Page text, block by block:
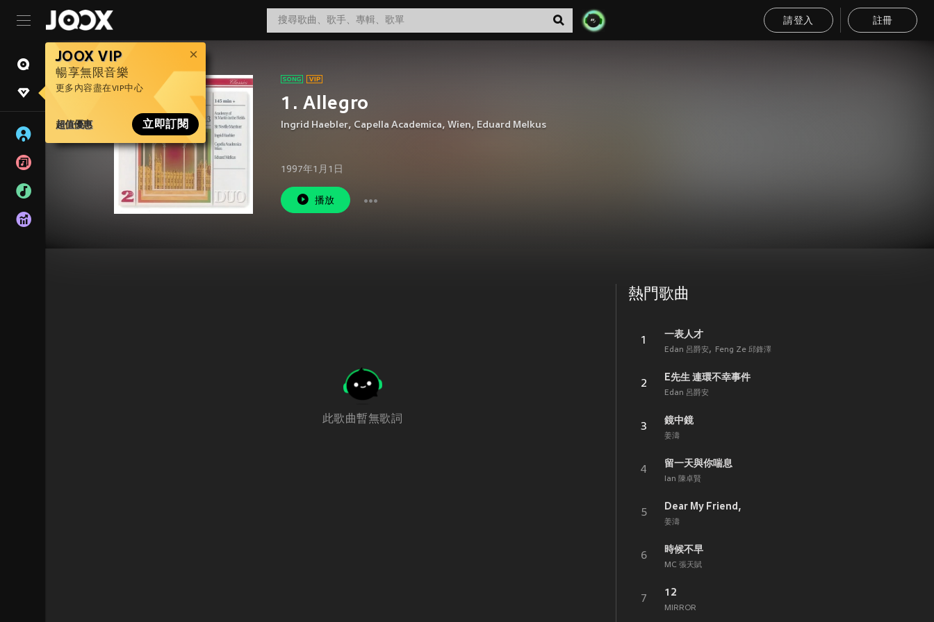
請登入 註冊
JOOX VIP
暢享無限音樂
更多內容盡在VIP中心
超值優惠 立即訂閱
1. Allegro
Ingrid Haebler, Capella Academica, Wien, Eduard Melkus
1997年1月1日
播放
此歌曲暫無歌詞
熱門歌曲
1
一表人才
Edan 呂爵安 Feng Ze 邱鋒澤
2
E先生 連環不幸事件
Edan 呂爵安
3
鏡中鏡
姜濤
4
留一天與你喘息
Ian 陳卓賢
5
Dear My Friend,
姜濤
6
時候不早
MC 張天賦
7
12
MIRROR